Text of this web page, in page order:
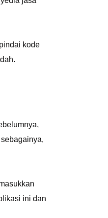
kode
ini dan